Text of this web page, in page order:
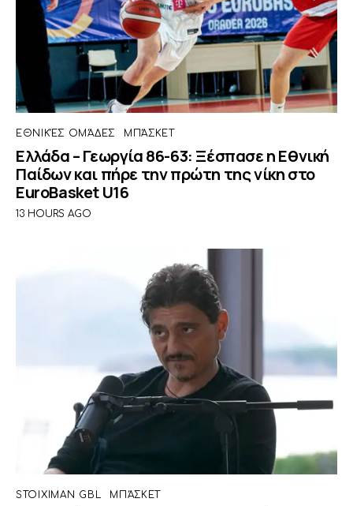
ΕΘΝΙΚΈΣ ΟΜΆΔΕΣ ΜΠΆΣΚΕΤ
Ελλάδα – Γεωργία 86-63: Ξέσπασε η Εθνική
Παίδων και πήρε την πρώτη της νίκη στο
EuroBasket U16
13 HOURS AGO
STOIXIMAN GBL ΜΠΆΣΚΕΤ